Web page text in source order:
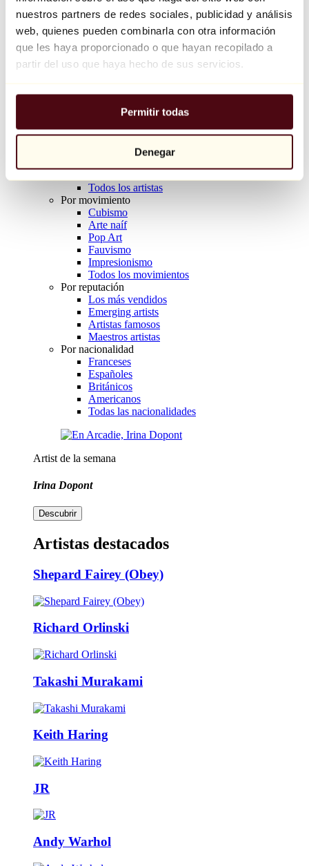
nuestros partners de redes sociales, publicidad y análisis
web, quienes pueden combinarla con otra información
que les haya proporcionado o que hayan recopilado a
partir del uso que haya hecho de sus servicios.
Permitir todas
Denegar
Balloon Dog (Orange)
Jeff Koons
10.000 €
Explorar
Todos los escultores
Todos los fotógrafos
Todos los artistas
Por movimiento
Cubismo
Arte naíf
Pop Art
Fauvismo
Impresionismo
Todos los movimientos
Por reputación
Los más vendidos
Emerging artists
Artistas famosos
Maestros artistas
Por nacionalidad
Franceses
Españoles
Británicos
Americanos
Todas las nacionalidades
Artist de la semana
Irina Dopont
Descubrir
Artistas destacados
Shepard Fairey (Obey)
Richard Orlinski
Takashi Murakami
Keith Haring
JR
Andy Warhol